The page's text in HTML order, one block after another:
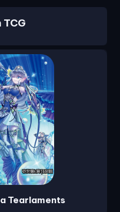
TCG
Tearlaments